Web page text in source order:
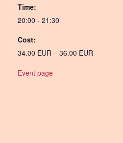
Time:
20:00 - 21:30
Cost:
34.00 EUR – 36.00 EUR
Event page